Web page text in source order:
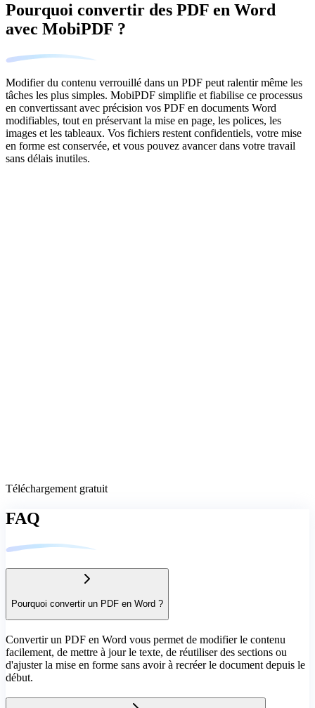
Pourquoi convertir des PDF en Word
avec MobiPDF ?
Modifier du contenu verrouillé dans un PDF peut ralentir même les
tâches les plus simples. MobiPDF simplifie et fiabilise ce processus
en convertissant avec précision vos PDF en documents Word
modifiables, tout en préservant la mise en page, les polices, les
images et les tableaux. Vos fichiers restent confidentiels, votre mise
en forme est conservée, et vous pouvez avancer dans votre travail
sans délais inutiles.
Téléchargement gratuit
FAQ
Pourquoi convertir un PDF en Word ?
Convertir un PDF en Word vous permet de modifier le contenu
facilement, de mettre à jour le texte, de réutiliser des sections ou
d'ajuster la mise en forme sans avoir à recréer le document depuis le
début.